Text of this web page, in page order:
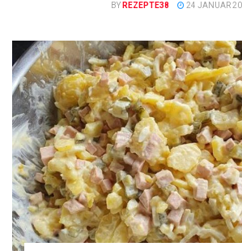
BY REZEPTE38 24 JANUAR